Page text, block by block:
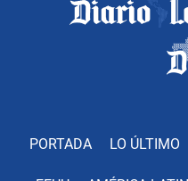
PORTADA LO ÚLTIMO